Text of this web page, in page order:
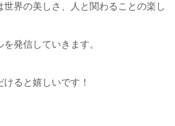
世界の美しさ、人と関わることの楽し
発信していきます。
ると嬉しいです！